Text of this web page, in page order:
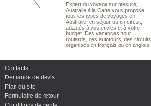
est le spécialiste
Expert du voyage sur mesure,
Australie à la Carte vous propose
tous les types de voyages en
Australie, en séjour ou en circuit,
adaptés à vos envies et à votre
budget. Des vacances pour
routards, des autotours, des circuits
organisés en français ou en anglais.
Contacts
Demande de devis
Plan du site
Formulaire de retour